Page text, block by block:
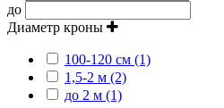
до
Диаметр кроны
100-120 см (1)
1,5-2 м (2)
до 2 м (1)